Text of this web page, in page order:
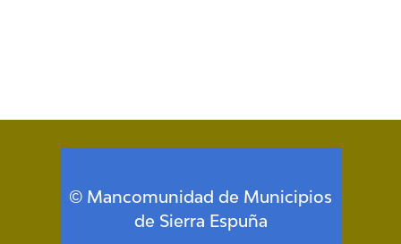
© Mancomunidad de Municipios
de Sierra Espuña